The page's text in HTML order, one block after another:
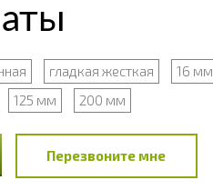
гладкая жесткая 16 мм
125 мм 200 мм
Перезвоните мне